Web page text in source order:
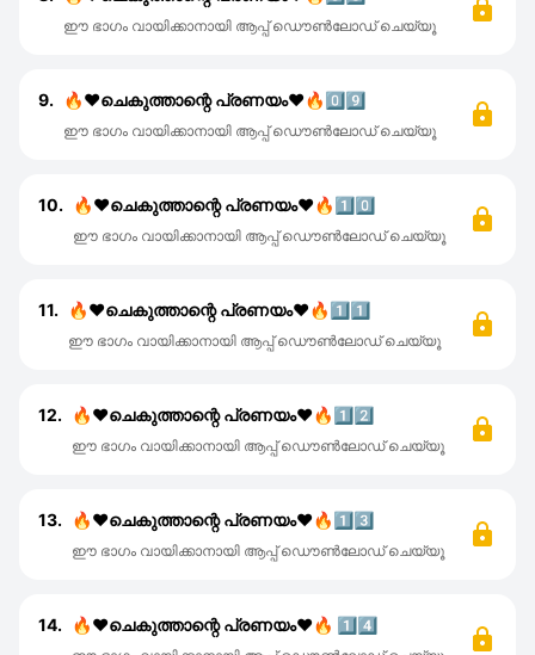
ഈ ഭാഗം വായിക്കാനായി ആപ്പ് ഡൌൺലോഡ് ചെയ്യൂ
9. 🔥❤ചെകുത്താന്റെ പ്രണയം❤🔥0️⃣9️⃣
ഈ ഭാഗം വായിക്കാനായി ആപ്പ് ഡൌൺലോഡ് ചെയ്യൂ
10. 🔥❤ചെകുത്താന്റെ പ്രണയം❤🔥1️⃣0️⃣
ഈ ഭാഗം വായിക്കാനായി ആപ്പ് ഡൌൺലോഡ് ചെയ്യൂ
11. 🔥❤ചെകുത്താന്റെ പ്രണയം❤🔥1️⃣1️⃣
ഈ ഭാഗം വായിക്കാനായി ആപ്പ് ഡൌൺലോഡ് ചെയ്യൂ
12. 🔥❤ചെകുത്താന്റെ പ്രണയം❤🔥1️⃣2️⃣
ഈ ഭാഗം വായിക്കാനായി ആപ്പ് ഡൌൺലോഡ് ചെയ്യൂ
13. 🔥❤ചെകുത്താന്റെ പ്രണയം❤🔥1️⃣3️⃣
ഈ ഭാഗം വായിക്കാനായി ആപ്പ് ഡൌൺലോഡ് ചെയ്യൂ
14. 🔥❤ചെകുത്താന്റെ പ്രണയം❤🔥 1️⃣4️⃣